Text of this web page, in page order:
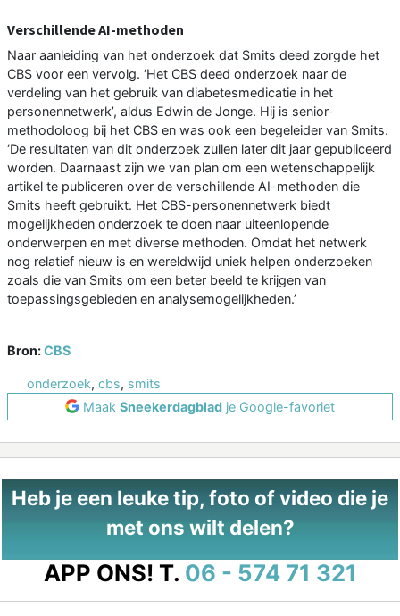
Verschillende AI-methoden
Naar aanleiding van het onderzoek dat Smits deed zorgde het
CBS voor een vervolg. ‘Het CBS deed onderzoek naar de
verdeling van het gebruik van diabetesmedicatie in het
personennetwerk’, aldus Edwin de Jonge. Hij is senior-
methodoloog bij het CBS en was ook een begeleider van Smits.
‘De resultaten van dit onderzoek zullen later dit jaar gepubliceerd
worden. Daarnaast zijn we van plan om een wetenschappelijk
artikel te publiceren over de verschillende AI-methoden die
Smits heeft gebruikt. Het CBS-personennetwerk biedt
mogelijkheden onderzoek te doen naar uiteenlopende
onderwerpen en met diverse methoden. Omdat het netwerk
nog relatief nieuw is en wereldwijd uniek helpen onderzoeken
zoals die van Smits om een beter beeld te krijgen van
toepassingsgebieden en analysemogelijkheden.’
Bron:CBS
onderzoek, cbs, smits
Maak Sneekerdagblad je Google-favoriet
Heb je een leuke tip, foto of video die je
met ons wilt delen?
APP ONS! T. 06 - 574 71 321